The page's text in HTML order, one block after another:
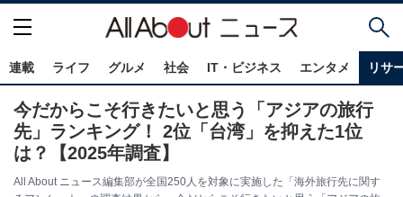
連載 ライフ グルメ 社会 IT・ビジネス エンタメ リサ
今だからこそ行きたいと思う「アジアの旅行
先」ランキング！ 2位「台湾」を抑えた1位
は？【2025年調査】
All About ニュース編集部が全国250人を対象に実施した「海外旅行先に関す